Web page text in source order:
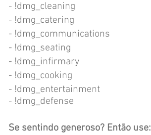
- !dmg_cleaning
- !dmg_catering
- !dmg_communications
- !dmg_seating
- !dmg_infirmary
- !dmg_cooking
- !dmg_entertainment
- !dmg_defense
Se sentindo generoso? Então use: